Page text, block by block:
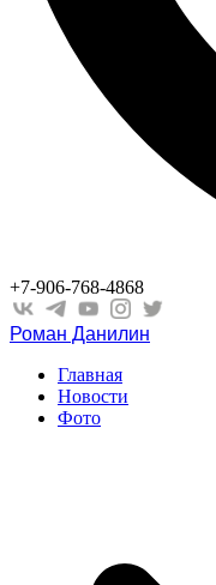
+7-906-768-4868
Роман Данилин
Главная
Новости
Фото